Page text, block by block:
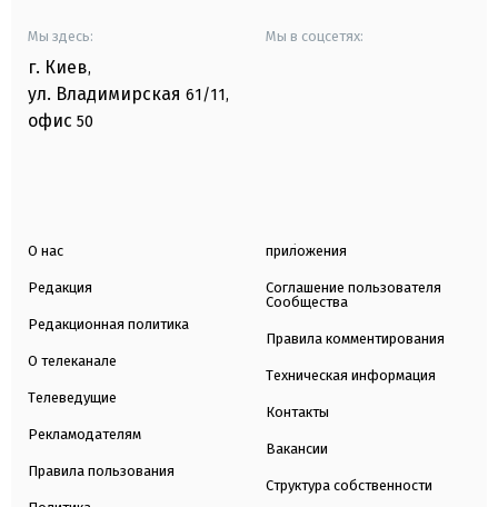
Мы здесь:
г. Киев,
ул. Владимирская 61/11,
офис 50
Мы в соцсетях:
О нас
Редакция
Редакционная политика
О телеканале
Телеведущие
Рекламодателям
Правила пользования
приложения
Соглашение пользователя
Сообщества
Правила комментирования
Техническая информация
Контакты
Вакансии
Структура собственности